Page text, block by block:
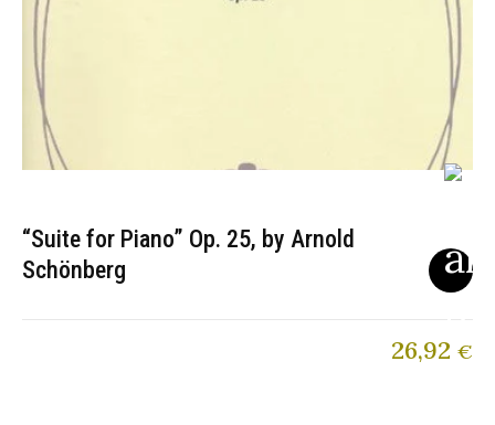
“Suite for Piano” Op. 25, by Arnold
Schönberg
26,92 €